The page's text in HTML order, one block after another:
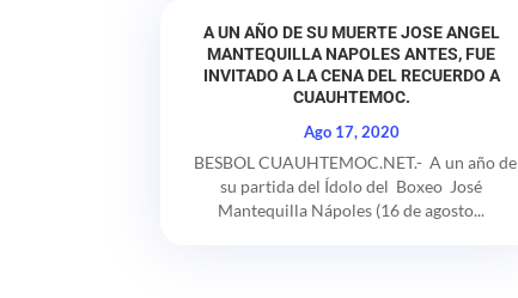
A UN AÑO DE SU MUERTE JOSE ANGEL
MANTEQUILLA NAPOLES ANTES, FUE
INVITADO A LA CENA DEL RECUERDO A
CUAUHTEMOC.
Ago 17, 2020
BESBOL CUAUHTEMOC.NET.- A un año de
su partida del Ídolo del Boxeo José
Mantequilla Nápoles (16 de agosto...